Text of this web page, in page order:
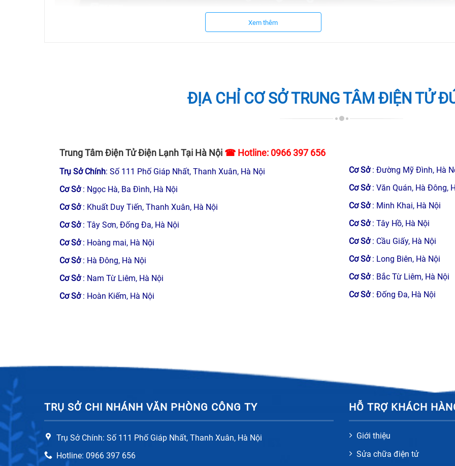
Khi lựa chọn điện tử Đức Lợi để sửa chữa, khắc phục sự cố trên bếp từ, quý khách hàng sẽ nhận được những lợi
về.
Kỹ thuật viên được đào tạo bài bản, luôn cập nhật kiến thức mới, được trang bị đầy đủ các trang thiết bị hiện đại
mang đến cho khách hàng dịch vụ tốt nhất.
Có mặt nhanh chóng, chỉ 1 giờ sau khi khách hàng liên lạc qua hotline.
Có nhiều cơ sở tại Hà Nội, uy tín, đáng tin cậy cho khách hàng.
Nhân viên tư vấn, hỗ trợ cho khách hàng sử dụng bếp từ an toàn, hiệu quả, tăng tuổi thọ của thiết bị.
Kỹ thuật viên xác định đúng nguyên nhân gây ra sự cố
+ Sửa chữa đúng lỗi, không gây lãng phí thời gian, tiền bạc của khách hàng.
Bếp từ có thể sử dụng tốt ngay sau khi được kỹ thuật viên khắc phục trục trặc xong.
Xem thêm
ĐỊA CHỈ CƠ SỞ TRUNG TÂM ĐIỆN TỬ
Trung Tâm Điện Tử Điện Lạnh Tại Hà Nội ☎ Hotline: 0966 397 656
Trụ Sở Chính: Số 111 Phố Giáp Nhất, Thanh Xuân, Hà Nội
Cơ Sở : Ngọc Hà, Ba Đình, Hà Nội
Cơ Sở : Khuất Duy Tiến, Thanh Xuân, Hà Nội
Cơ Sở : Tây Sơn, Đống Đa, Hà Nội
Cơ Sở: Hoàng mai, Hà Nội
Cơ Sở : Hà Đông, Hà Nội
Cơ Sở : Nam Từ Liêm, Hà Nội
Cơ Sở : Hoàn Kiếm, Hà Nội
Cơ Sở : Đường Mỹ Đình, Hà
Cơ Sở : Văn Quán, Hà Đông,
Cơ Sở : Minh Khai, Hà Nội
Cơ Sở : Tây Hồ, Hà Nội
Cơ Sở: Cầu Giấy, Hà Nội
Cơ Sở : Long Biên, Hà Nội
Cơ Sở : Bắc Từ Liêm, Hà Nội
Cơ Sở : Đống Đa, Hà Nội
TRỤ SỞ CHI NHÁNH VĂN PHÒNG CÔNG TY
Trụ Sở Chính: Số 111 Phố Giáp Nhất, Thanh Xuân, Hà Nội
Hotline: 0966 397 656
HỖ TRỢ KHÁCH
Giới thiệu
Sửa chữa điện tử